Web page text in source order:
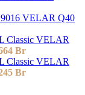
VELAR Q40
VELAR
Br
VELAR
Br